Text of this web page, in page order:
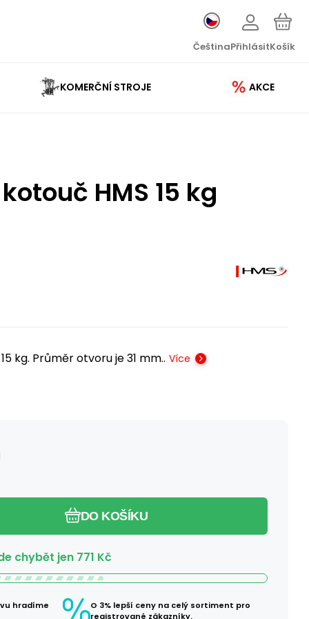
ČeštinaPřihlásitKošík
KOMERČNÍ STROJE AKCE
HMS 15 kg
kg. Průměr otvoru je 31 mm.. Více
DO KOŠÍKU
chybět jen 771 Kč
hradíme
O 3% lepší ceny na celý sortiment pro
registrované zákazníky.